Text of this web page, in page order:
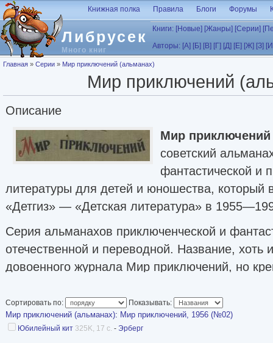
Перейти к основному содержанию
Либрусек
Много книг
Книжная полка Правила Блоги Форумы
Книги: [Новые] [Жанры] [Серии]
Авторы: [А] [Б] [В] [Г] [Д] [Е] [Ж] [З]
Вы здесь
Главная » Серии » Мир приключений (альманах)
Мир приключений
Описание
Мир
советский
фантастической и
литературы для детей и юношества, который
«Детгиз» — «Детская литература» в
Серия альманахов приключенческой и
отечественной и переводной. Название, хоть
довоенного журнала Мир приключений, но
Задуманные как ежегодные, альманахи уже с
выходить с перебоями. Однако, на
Сортировать по: Показывать:
Мир приключений (альманах): Мир приключений, 1956 (№02)
Юбилейный кит 325K, 17 с. - Эрберг